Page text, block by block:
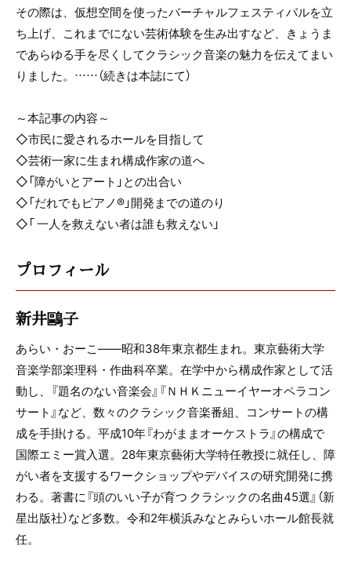
その際は、仮想空間を使ったバーチャルフェスティバルを立
ち上げ、これまでにない芸術体験を生み出すなど、きょうま
であらゆる手を尽くしてクラシック音楽の魅力を伝えてまい
りました。……（続きは本誌にて）
～本記事の内容～
◇市民に愛されるホールを目指して
◇芸術一家に生まれ構成作家の道へ
◇「障がいとアート」との出合い
◇「だれでもピアノ®」開発までの道のり
◇「 一人を救えない者は誰も救えない」
プロフィール
新井鷗子
あらい・おーこ――昭和38年東京都生まれ。東京藝術大学
音楽学部楽理科・作曲科卒業。在学中から構成作家として活
動し、『題名のない音楽会』『ＮＨＫニューイヤーオペラコン
サート』など、数々のクラシック音楽番組、コンサートの構
成を手掛ける。平成10年『わがままオーケストラ』の構成で
国際エミー賞入選。28年東京藝術大学特任教授に就任し、障
がい者を支援するワークショップやデバイスの研究開発に携
わる。著書に『頭のいい子が育つ クラシックの名曲45選』（新
星出版社）など多数。令和2年横浜みなとみらいホール館長就
任。